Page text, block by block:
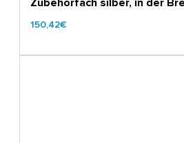
Zubehörfach silber, in der
150,42€